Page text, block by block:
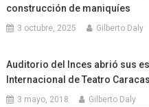
construcción de maniquíes
3 octubre, 2025 Gilberto Daly
Auditorio del Inces abrió sus
Internacional de Teatro
3 mayo, 2018 Gilberto Daly